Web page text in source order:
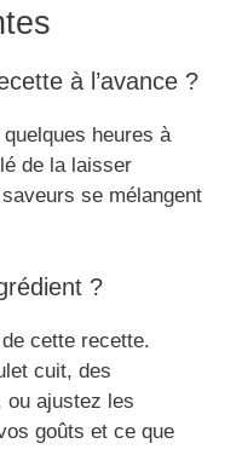
à l’avance ?
heures à
de la laisser
se mélangent
?
cette recette.
cuit, des
ou ajustez les
goûts et ce que